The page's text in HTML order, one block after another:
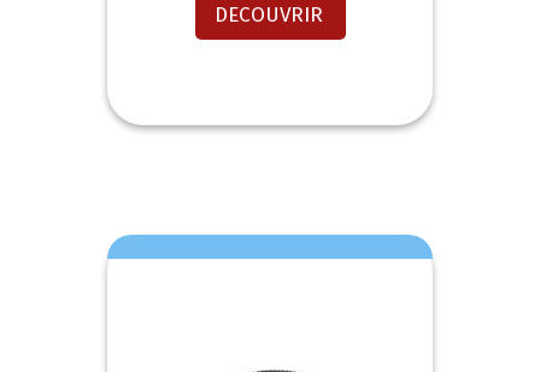
DECOUVRIR